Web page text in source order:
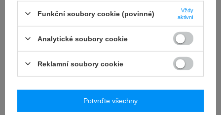
Funkční soubory cookie (povinné)
Vždy
aktivní
Analytické soubory cookie
Reklamní soubory cookie
Potvrďte všechny